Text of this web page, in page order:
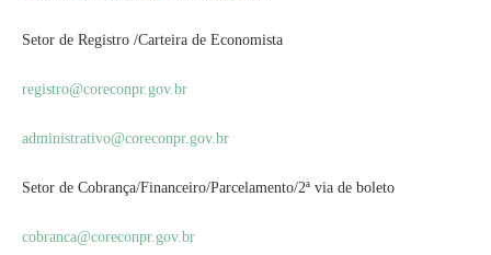
Setor de Registro /Carteira de Economista
registro@coreconpr.gov.br
administrativo@coreconpr.gov. br
Setor de Cobrança/Financeiro/Parcelamento/2ª via de boleto
cobranca@coreconpr.gov.br